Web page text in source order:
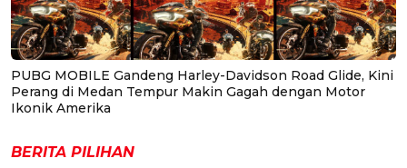
PUBG MOBILE Gandeng Harley-Davidson Road Glide, Kini
Perang di Medan Tempur Makin Gagah dengan Motor
Ikonik Amerika
BERITA PILIHAN